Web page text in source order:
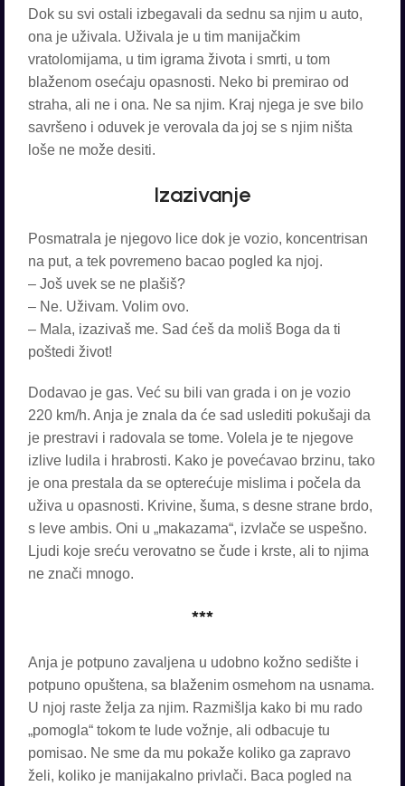
Dok su svi ostali izbegavali da sednu sa njim u auto,
ona je uživala. Uživala je u tim manijačkim
vratolomijama, u tim igrama života i smrti, u tom
blaženom osećaju opasnosti. Neko bi premirao od
straha, ali ne i ona. Ne sa njim. Kraj njega je sve bilo
savršeno i oduvek je verovala da joj se s njim ništa
loše ne može desiti.
Izazivanje
Posmatrala je njegovo lice dok je vozio, koncentrisan
na put, a tek povremeno bacao pogled ka njoj.
– Još uvek se ne plašiš?
– Ne. Uživam. Volim ovo.
– Mala, izazivaš me. Sad ćeš da moliš Boga da ti
poštedi život!
Dodavao je gas. Već su bili van grada i on je vozio
220 km/h. Anja je znala da će sad uslediti pokušaji da
je prestravi i radovala se tome. Volela je te njegove
izlive ludila i hrabrosti. Kako je povećavao brzinu, tako
je ona prestala da se opterećuje mislima i počela da
uživa u opasnosti. Krivine, šuma, s desne strane brdo,
s leve ambis. Oni u „makazama“, izvlače se uspešno.
Ljudi koje sreću verovatno se čude i krste, ali to njima
ne znači mnogo.
***
Anja je potpuno zavaljena u udobno kožno sedište i
potpuno opuštena, sa blaženim osmehom na usnama.
U njoj raste želja za njim. Razmišlja kako bi mu rado
„pomogla“ tokom te lude vožnje, ali odbacuje tu
pomisao. Ne sme da mu pokaže koliko ga zapravo
želi, koliko je manijakalno privlači. Baca pogled na